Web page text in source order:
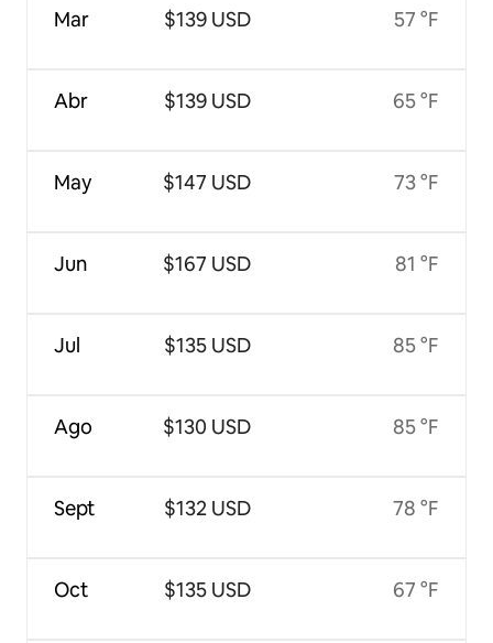
Mar
Abr
May
Jun
Jul
Ago
Sept
Oct
$139 USD
$139 USD
$147 USD
$167 USD
$135 USD
$130 USD
$132 USD
$135 USD
57 °F
65 °F
73 °F
81 °F
85 °F
85 °F
78 °F
67 °F